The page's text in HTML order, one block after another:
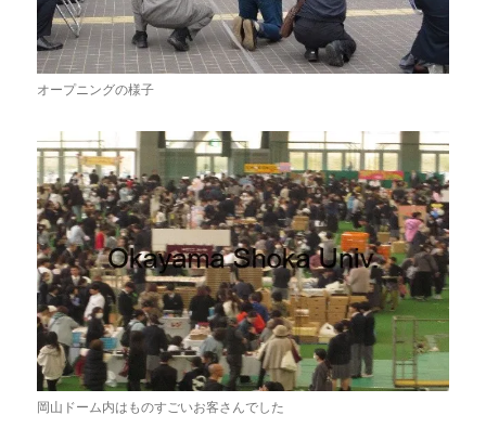
オープニングの様子
岡山ドーム内はものすごいお客さんでした